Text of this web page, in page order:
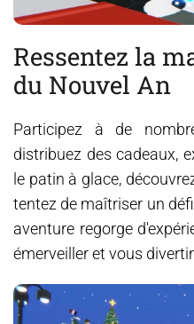
Ressentez la
du Nouvel An
Participez à de
distribuez des cadeaux,
le patin à glace,
tentez de maîtriser un
aventure regorge
émerveiller et vous